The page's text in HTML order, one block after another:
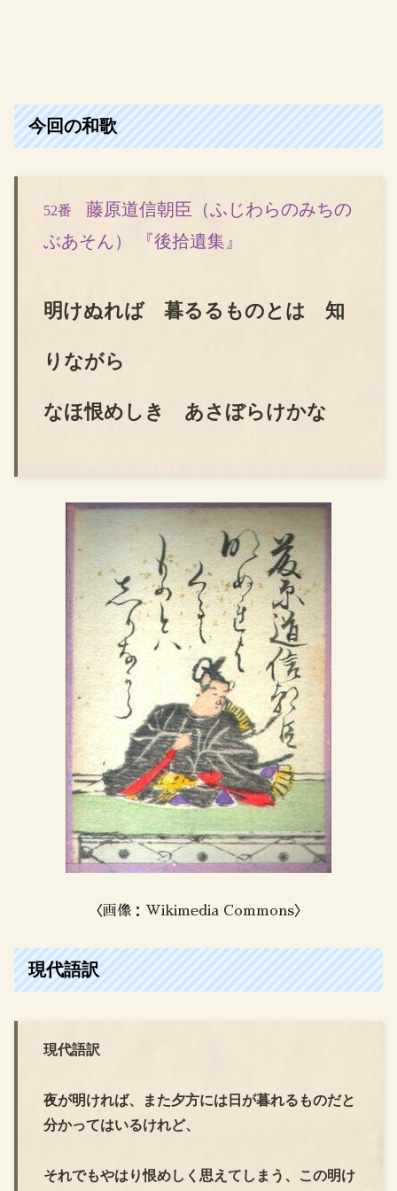
今回の和歌
52番 藤原道信朝臣（ふじわらのみちの
ぶあそん） 『後拾遺集』
明けぬれば 暮るるものとは 知
りながら
なほ恨めしき あさぼらけかな
〈画像：Wikimedia Commons〉
現代語訳
現代語訳
夜が明ければ、また夕方には日が暮れるものだと
分かってはいるけれど、
それでもやはり恨めしく思えてしまう、この明け